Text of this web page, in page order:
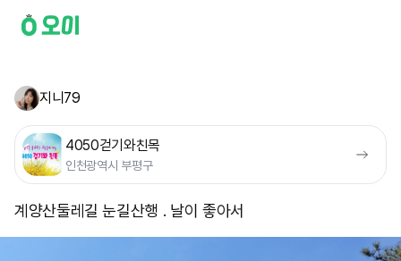
지니79
4050걷기와친목
인천광역시 부평구
계양산둘레길 눈길산행 . 날이 좋아서